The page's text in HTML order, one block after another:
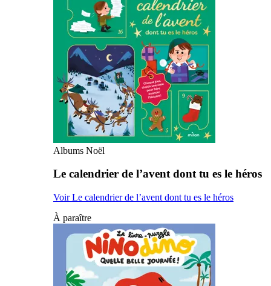
Albums Noël
Le calendrier de l’avent dont tu es le héros
Voir Le calendrier de l’avent dont tu es le héros
À paraître